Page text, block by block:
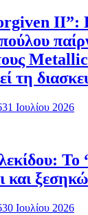
II”:
τη
31 Ιουλίου 2026
Το
και
30 Ιουλίου 2026